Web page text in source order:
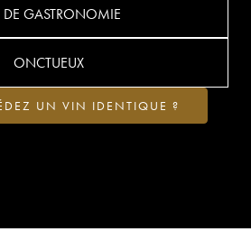
GASTRONOMIE
ONCTUEUX
UN VIN IDENTIQUE ?